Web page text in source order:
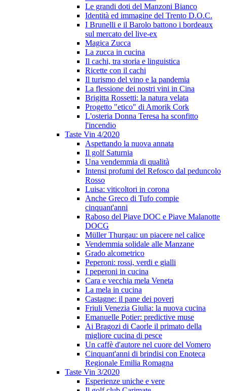
Le grandi doti del Manzoni Bianco
Identità ed immagine del Trento D.O.C.
I Brunelli e il Barolo battono i bordeaux
sul mercato del live-ex
Magica Zucca
La zucca in cucina
Il cachi, tra storia e linguistica
Ricette con il cachi
Il turismo del vino e la pandemia
La flessione dei nostri vini in Cina
Brigitta Rossetti: la natura velata
Progetto "etico" di Amorik Cork
L'osteria Donna Teresa ha sconfitto
l'incendio
Taste Vin 4/2020
Aspettando la nuova annata
Il golf Saturnia
Una vendemmia di qualità
Intensi profumi del Refosco dal peduncolo
Rosso
Luisa: viticoltori in corona
Anche Greco di Tufo compie
cinquant'anni
Raboso del Piave DOC e Piave Malanotte
DOCG
Müller Thurgau: un piacere nel calice
Vendemmia solidale alle Manzane
Grado alcometrico
Peperoni: rossi, verdi e gialli
I peperoni in cucina
Cara e vecchia mela Veneta
La mela in cucina
Castagne: il pane dei poveri
Friuli Venezia Giulia: la nuova cucina
Emanuelle Potier: predictive muse
Ai Bragozi di Caorle il primato della
migliore cucina di pesce
Un caffè d'autore nel cuore del Vomero
Cinquant'anni di brindisi con Enoteca
Regionale Emilia Romagna
Taste Vin 3/2020
Esperienze uniche e vere